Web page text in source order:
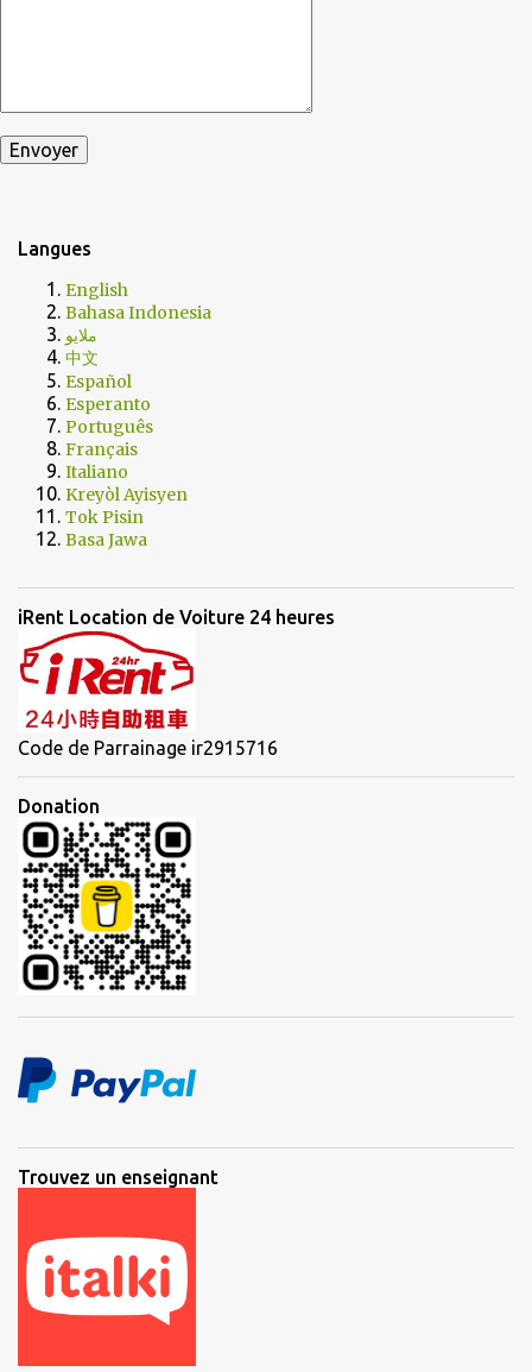
Langues
English
Bahasa Indonesia
ملايو
中文
Español
Esperanto
Português
Français
Italiano
Kreyòl Ayisyen
Tok Pisin
Basa Jawa
iRent Location de Voiture 24 heures
Code de Parrainage ir2915716
Donation
Trouvez un enseignant